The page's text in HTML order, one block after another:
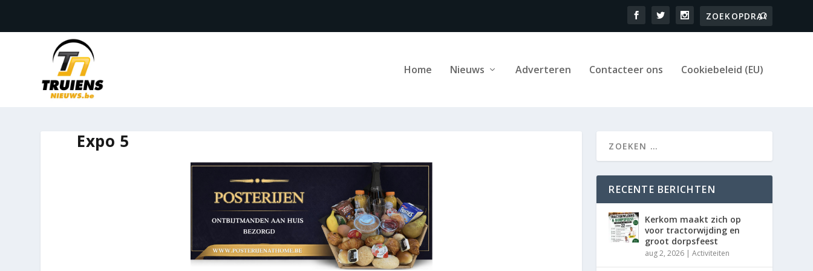
Home Nieuws Adverteren Contacteer ons Cookiebeleid (EU)
Expo 5
RECENTE BERICHTEN
Kerkom maakt zich op
voor tractorwijding en
groot dorpsfeest
aug 2, 2026 |Activiteiten